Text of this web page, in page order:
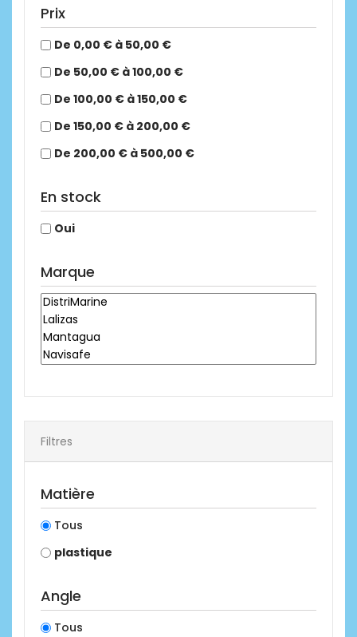
Prix
De 0,00 € à 50,00 €
De 50,00 € à 100,00 €
De 100,00 € à 150,00 €
De 150,00 € à 200,00 €
De 200,00 € à 500,00 €
En stock
Oui
Marque
Filtres
Matière
Tous
plastique
Angle
Tous